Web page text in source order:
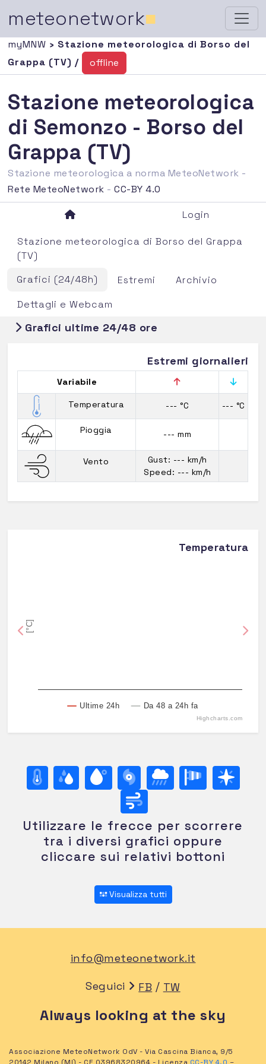
meteonetwork■
myMNW › Stazione meteorologica di Borso del
Grappa (TV) /
offline
Stazione meteorologica
di Semonzo - Borso del
Grappa (TV)
Stazione meteorologica a norma MeteoNetwork -
Rete MeteoNetwork -CC-BY 4.0
Login
Stazione meteorologica di Borso del Grappa
(TV)
Grafici (24/48h)
Estremi
Archivio
Dettagli e Webcam
Grafici ultime 24/48 ore
Estremi giornalieri
Variabile
Temperatura --- °C --- °C
Pioggia --- mm
Vento
Gust: --- km/h
Speed: --- km/h
Temperatura
[°C]
Ultime 24h Da 48 a 24h fa
Highcharts.com
Previous
Utilizzare le frecce per scorrere
tra i diversi grafici oppure
cliccare sui relativi bottoni
Visualizza tutti
info@meteonetwork.it
Seguici FB / TW
Always looking at the sky
Associazione MeteoNetwork OdV - Via Cascina Bianca, 9/5